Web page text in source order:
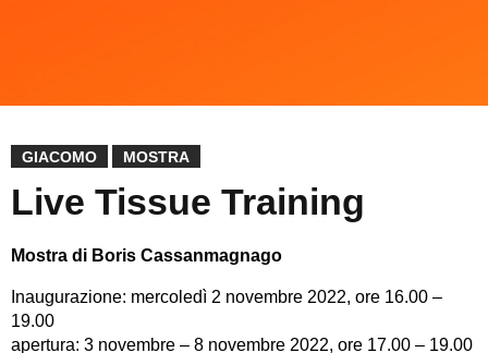
GIACOMO MOSTRA
Live Tissue Training
Mostra di Boris Cassanmagnago
Inaugurazione: mercoledì 2 novembre 2022, ore 16.00 –
19.00
apertura: 3 novembre – 8 novembre 2022, ore 17.00 – 19.00